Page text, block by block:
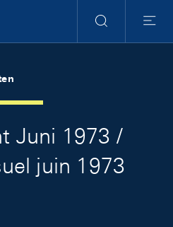
Suche
Menu
Juni 1973 /
juin 1973